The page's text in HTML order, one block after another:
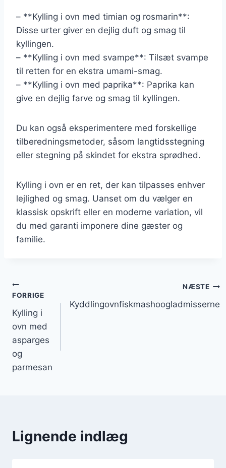
– **Kylling i ovn med timian og rosmarin**:
Disse urter giver en dejlig duft og smag til
kyllingen.
– **Kylling i ovn med svampe**: Tilsæt svampe
til retten for en ekstra umami-smag.
– **Kylling i ovn med paprika**: Paprika kan
give en dejlig farve og smag til kyllingen.
Du kan også eksperimentere med forskellige
tilberedningsmetoder, såsom langtidsstegning
eller stegning på skindet for ekstra sprødhed.
Kylling i ovn er en ret, der kan tilpasses enhver
lejlighed og smag. Uanset om du vælger en
klassisk opskrift eller en moderne variation, vil
du med garanti imponere dine gæster og
familie.
Indlægsnavigation
FORRIGE
Kylling i
ovn med
asparges
og
parmesan
NÆSTE
Kyddlingovnfiskmashoogladmisserne
Lignende indlæg